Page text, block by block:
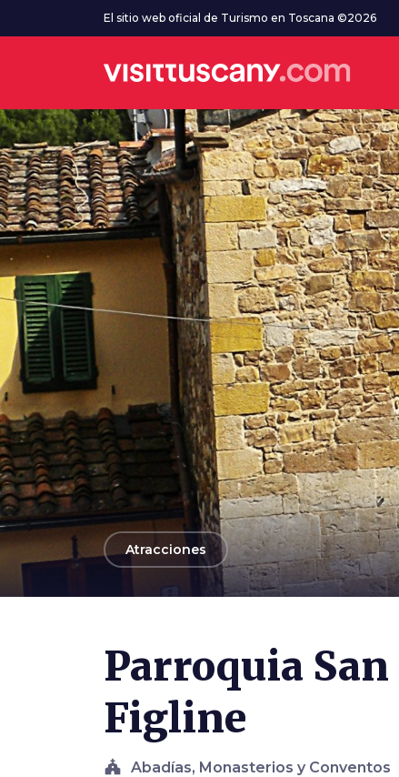
Ve al contenido principalEl sitio web oficial de Turismo en Toscana ©2026
arrow_backAtracciones
Parroquia
Figline
church Abadías, Monasterios y Conventos